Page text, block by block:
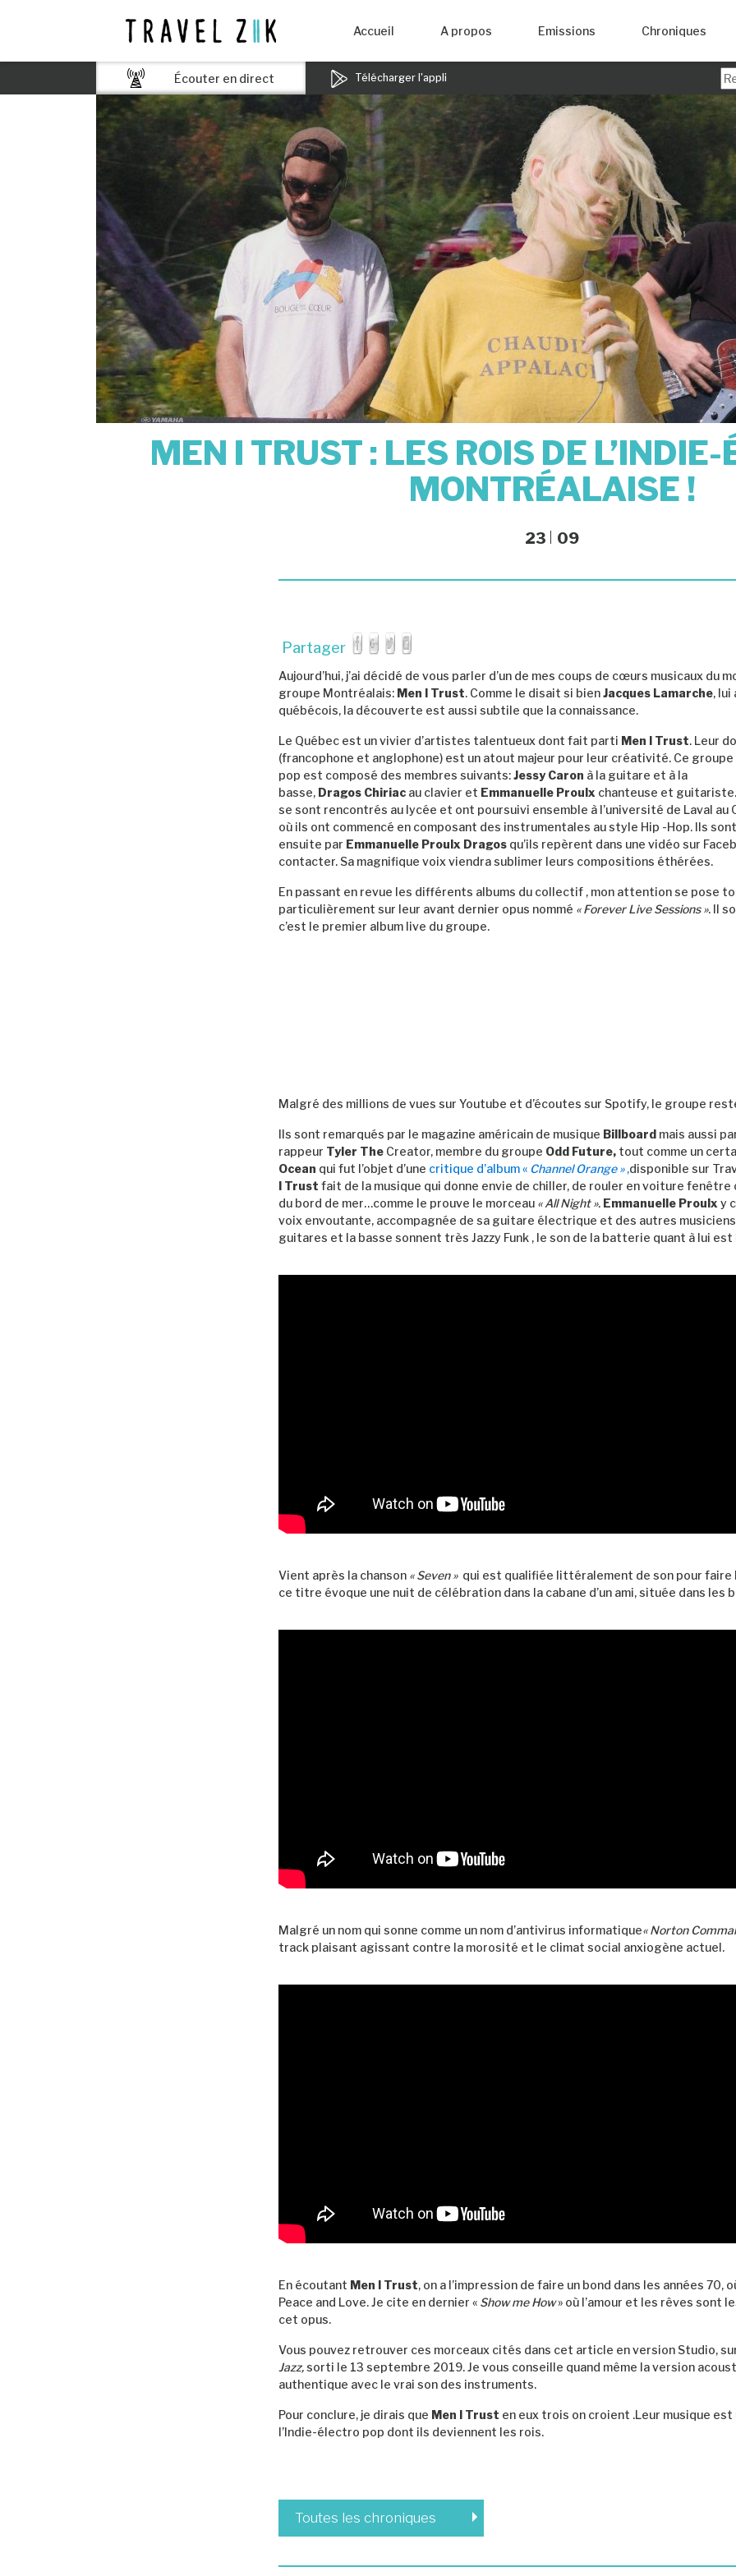
Accueil A propos Emissions Chroniques
Écouter en direct Télécharger l'appli
MEN I TRUST : LES ROIS DE
MONTRÉALAISE !
23 09
Partager
Aujourd’hui, j’ai décidé de vous parler d’un de mes coups de cœurs musicaux du
groupe Montréalais: Men I Trust. Comme le disait si bienJacques Lamarche, lui
québécois, la découverte est aussi subtile que la connaissance.
Le Québec est un vivier d’artistes talentueux dont fait parti Men I Trust. Leur
(francophone et anglophone) est un atout majeur pour leur créativité. Ce
pop est composé des membres suivants:Jessy Caron à la guitare et à la
basse, Dragos Chiriac au clavier et Emmanuelle Proulx chanteuse et
se sont rencontrés au lycée et ont poursuivi ensemble à l’université de Laval au
où ils ont commencé en composant des instrumentales au style Hip -Hop. Ils
ensuite par Emmanuelle Proulx Dragos qu’ils repèrent dans une vidéo sur
contacter. Sa magnifique voix viendra sublimer leurs compositions éthérées.
En passant en revue les différents albums du collectif , mon attention se pose
particulièrement sur leur avant dernier opus nommé « Forever Live Sessions ». Il
c’est le premier album live du groupe.
Malgré des millions de vues sur Youtube et d’écoutes sur Spotify, le groupe
Ils sont remarqués par le magazine américain de musique Billboard mais aussi
rappeur Tyler The Creator, membre du groupe Odd Future, tout comme un
Ocean qui fut l’objet d’une critique d’album « ChannelOrange »,disponible sur
I Trust fait de la musique qui donne envie de chiller, de rouler en voiture
du bord de mer…comme le prouve le morceau « All Night ». Emmanuelle Proulx y
voix envoutante, accompagnée de sa guitare électrique et des autres
guitares et la basse sonnent très Jazzy Funk , le son de la batterie quant à lui est
Vient après la chanson « Seven »qui est qualifiée littéralement de son pour faire
ce titre évoque une nuit de célébration dans la cabane d’un ami, située dans les
Malgré un nom qui sonne comme un nom d’antivirus informatique« Norton
track plaisant agissant contre la morosité et le climat social anxiogène actuel.
En écoutant Men I Trust, on a l’impression de faire un bond dans les années 70,
Peace and Love. Je cite en dernier « Show me How» où l’amour et les rêves sont
cet opus.
Vous pouvez retrouver ces morceaux cités dans cet article en version Studio, sur
Jazz,sorti le 13 septembre 2019. Je vous conseille quand même la version
authentique avec le vrai son des instruments.
Pour conclure, je dirais que Men I Trust en eux trois on croient .Leur musique est
l’Indie-électro pop dont ils deviennent les rois.
Toutes les chroniques